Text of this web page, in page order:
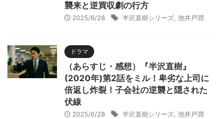
襲来と逆買収劇の行方
2025/6/28 半沢直樹シリーズ 池井戸潤
ドラマ
（あらすじ・感想）『半沢直樹』
(2020年)第2話をミル！卑劣な上司に
倍返し炸裂！子会社の逆襲と隠された
伏線
2025/6/28 半沢直樹シリーズ 池井戸潤